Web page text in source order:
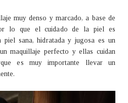
muy denso y marcado, a base de
lo que el cuidado de la piel es
piel sana, hidratada y jugosa es un
maquillaje perfecto y ellas cuidan
es muy importante llevar un